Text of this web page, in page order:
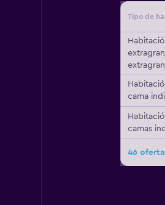
Tipo de
cama
camas
46